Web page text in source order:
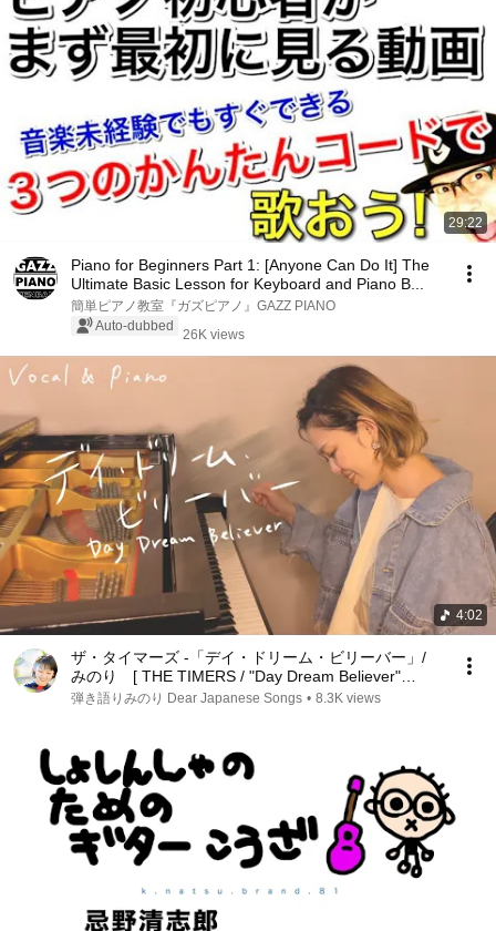
29:22
Piano for Beginners Part 1: [Anyone Can Do It] The
Ultimate Basic Lesson for Keyboard and Piano B...
簡単ピアノ教室『ガズピアノ』GAZZ PIANO
Auto-dubbed
26K views
4:02
ザ・タイマーズ -「デイ・ドリーム・ビリーバー」/
みのり [ THE TIMERS / "Day Dream Believer"
coverd by minori ]
弾き語りみのり Dear Japanese Songs • 8.3K views